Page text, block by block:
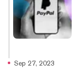
Sep 27, 2023